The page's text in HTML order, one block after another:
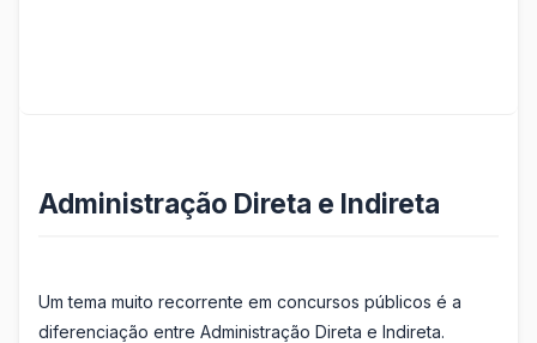
Administração Direta e Indireta
Um tema muito recorrente em concursos públicos é a
diferenciação entre Administração Direta e Indireta.